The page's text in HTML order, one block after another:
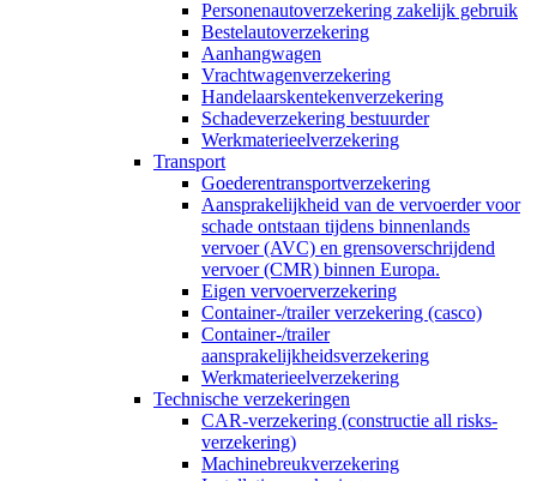
Personenautoverzekering zakelijk gebruik
Bestelautoverzekering
Aanhangwagen
Vrachtwagenverzekering
Handelaarskentekenverzekering
Schadeverzekering bestuurder
Werkmaterieelverzekering
Transport
Goederentransportverzekering
Aansprakelijkheid van de vervoerder voor
schade ontstaan tijdens binnenlands
vervoer (AVC) en grensoverschrijdend
vervoer (CMR) binnen Europa.
Eigen vervoerverzekering
Container-/trailer verzekering (casco)
Container-/trailer
aansprakelijkheidsverzekering
Werkmaterieelverzekering
Technische verzekeringen
CAR-verzekering (constructie all risks-
verzekering)
Machinebreukverzekering